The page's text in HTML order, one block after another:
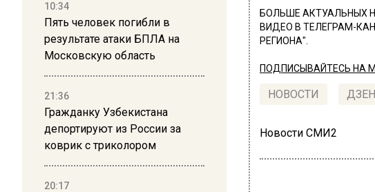
10:34
Пять человек погибли в
результате атаки БПЛА на
Московскую область
21:36
Гражданку Узбекистана
депортируют из России за
коврик с триколором
20:17
БОЛЬШЕ АКТУАЛЬНЫХ
ВИДЕО В ТЕЛЕГРАМ-
РЕГИОНА".
ПОДПИСЫВАЙТЕСЬ НА
НОВОСТИ ДЗЕН
Новости СМИ2